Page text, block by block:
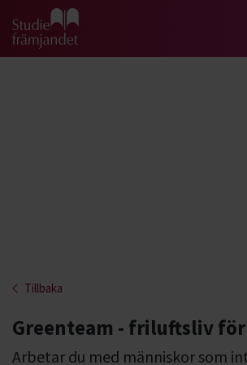
Gå till studiefrämjandets startsida
Tillbaka
Greenteam - friluftsliv
Arbetar du med människor som